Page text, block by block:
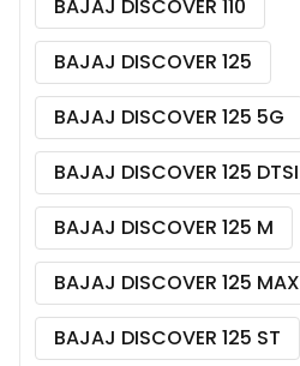
BAJAJ DISCOVER 110
BAJAJ DISCOVER 125
BAJAJ DISCOVER 125 5G
BAJAJ DISCOVER 125 DTSI
BAJAJ DISCOVER 125 M
BAJAJ DISCOVER 125 MAX
BAJAJ DISCOVER 125 ST